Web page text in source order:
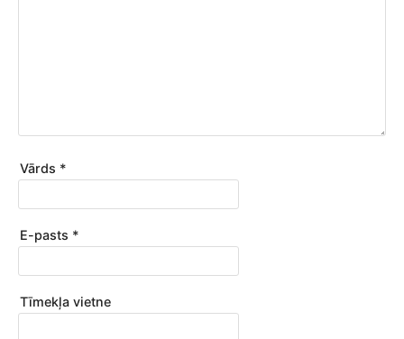
Vārds *
E-pasts *
Tīmekļa vietne